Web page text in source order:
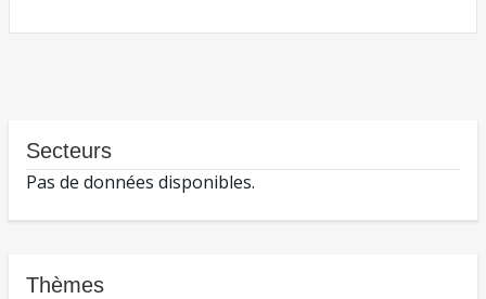
Secteurs
Pas de données disponibles.
Thèmes